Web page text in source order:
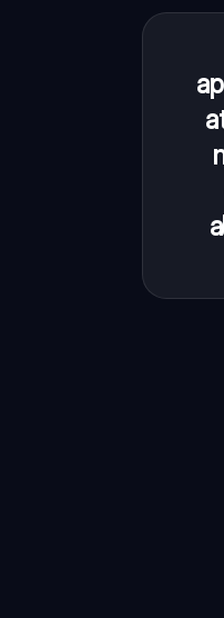
regula el estadio de
inhibe el dolor y